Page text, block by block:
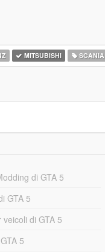
MITSUBISHI SCANIA
di GTA 5
GTA 5
di GTA 5
5